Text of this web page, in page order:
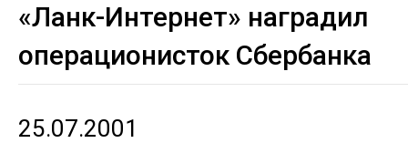
«Ланк-Интернет» наградил
операционисток Сбербанка
25.07.2001